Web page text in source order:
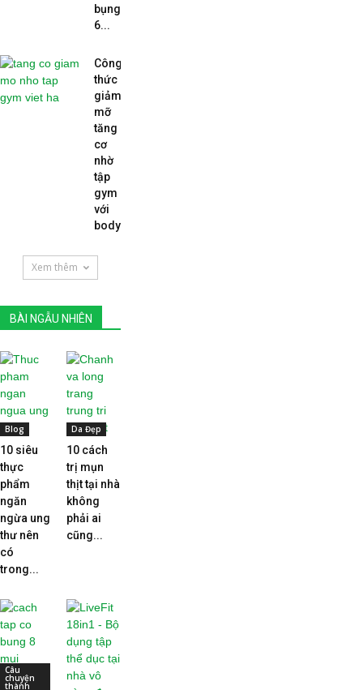
bụng
6...
Công
thức
giảm
mỡ
tăng
cơ
nhờ
tập
gym
với
body...
Xem thêm
BÀI NGẪU NHIÊN
Blog
10 siêu
thực
phẩm
ngăn
ngừa ung
thư nên
có
trong...
Da Đẹp
10 cách
trị mụn
thịt tại nhà
không
phải ai
cũng...
Câu
chuyện
thành